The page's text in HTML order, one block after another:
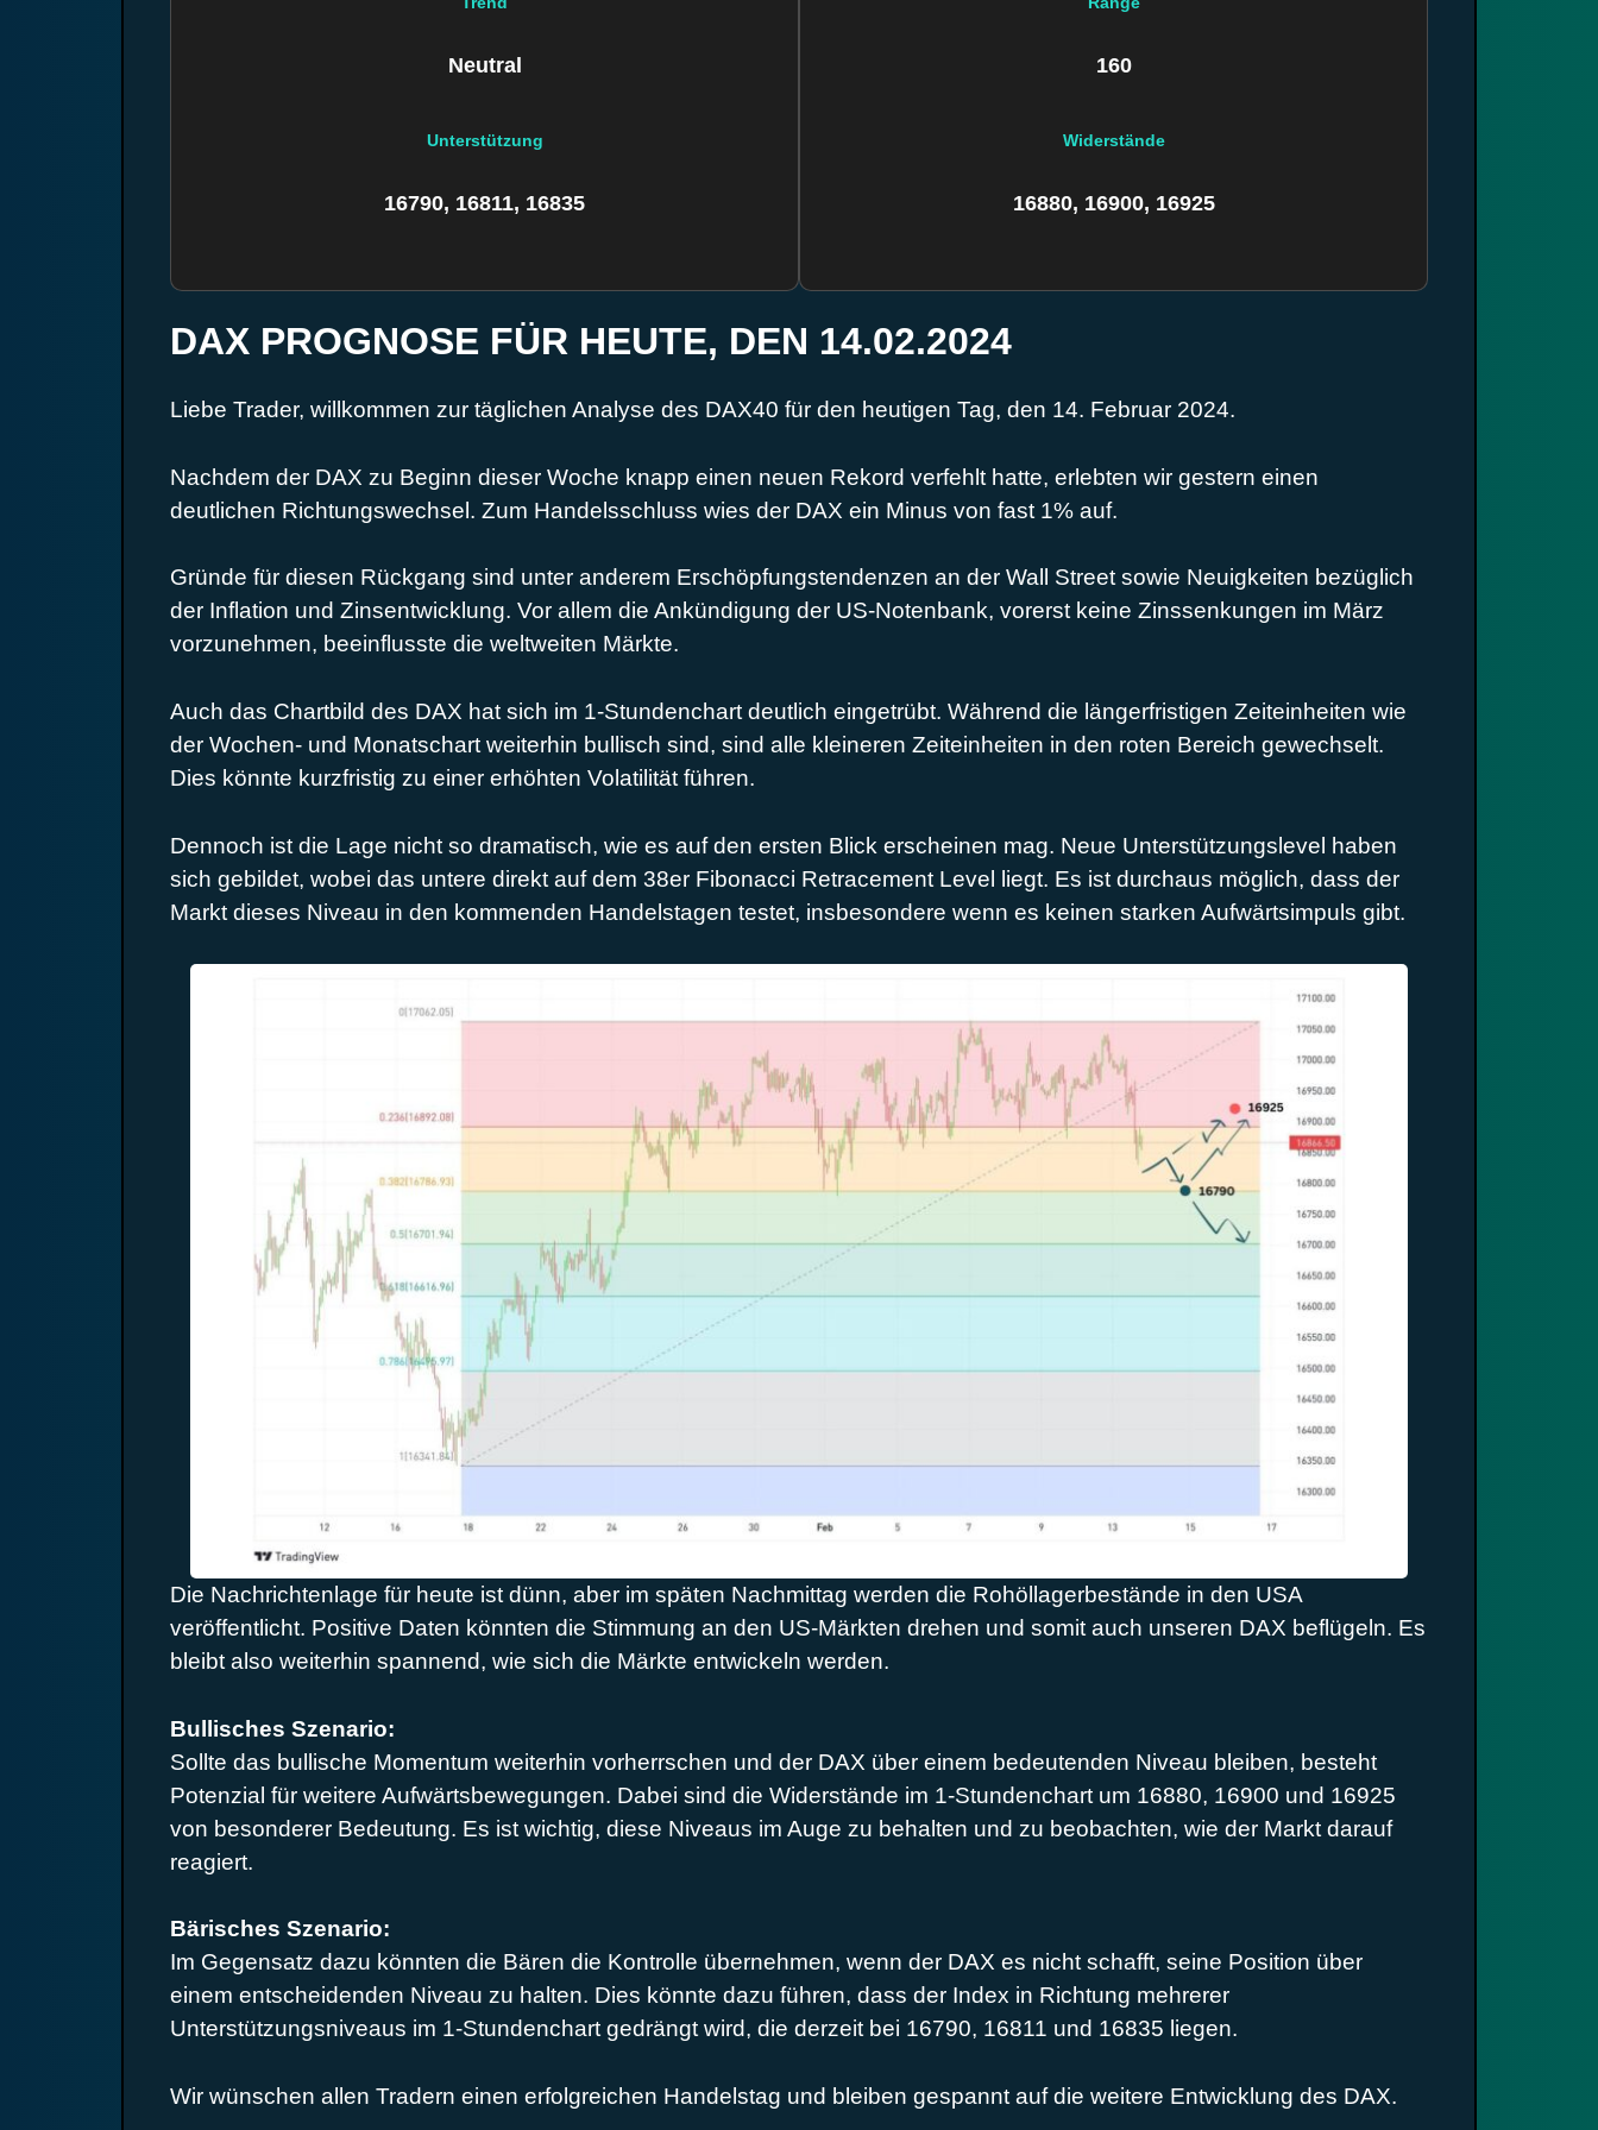
Neutral
Unterstützung
16790, 16811, 16835
160
Widerstände
16880, 16900, 16925
DAX PROGNOSE FÜR HEUTE, DEN 14.02.2024
Liebe Trader, willkommen zur täglichen Analyse des DAX40 für den heutigen Tag, den 14. Februar 2024.
Nachdem der DAX zu Beginn dieser Woche knapp einen neuen Rekord verfehlt hatte, erlebten wir gestern einen
deutlichen Richtungswechsel. Zum Handelsschluss wies der DAX ein Minus von fast 1% auf.
Gründe für diesen Rückgang sind unter anderem Erschöpfungstendenzen an der Wall Street sowie Neuigkeiten bezüglich
der Inflation und Zinsentwicklung. Vor allem die Ankündigung der US-Notenbank, vorerst keine Zinssenkungen im März
vorzunehmen, beeinflusste die weltweiten Märkte.
Auch das Chartbild des DAX hat sich im 1-Stundenchart deutlich eingetrübt. Während die längerfristigen Zeiteinheiten wie
der Wochen- und Monatschart weiterhin bullisch sind, sind alle kleineren Zeiteinheiten in den roten Bereich gewechselt.
Dies könnte kurzfristig zu einer erhöhten Volatilität führen.
Dennoch ist die Lage nicht so dramatisch, wie es auf den ersten Blick erscheinen mag. Neue Unterstützungslevel haben
sich gebildet, wobei das untere direkt auf dem 38er Fibonacci Retracement Level liegt. Es ist durchaus möglich, dass der
Markt dieses Niveau in den kommenden Handelstagen testet, insbesondere wenn es keinen starken Aufwärtsimpuls gibt.
Die Nachrichtenlage für heute ist dünn, aber im späten Nachmittag werden die Rohöllagerbestände in den USA
veröffentlicht. Positive Daten könnten die Stimmung an den US-Märkten drehen und somit auch unseren DAX beflügeln. Es
bleibt also weiterhin spannend, wie sich die Märkte entwickeln werden.
Bullisches Szenario:
Sollte das bullische Momentum weiterhin vorherrschen und der DAX über einem bedeutenden Niveau bleiben, besteht
Potenzial für weitere Aufwärtsbewegungen. Dabei sind die Widerstände im 1-Stundenchart um 16880, 16900 und 16925
von besonderer Bedeutung. Es ist wichtig, diese Niveaus im Auge zu behalten und zu beobachten, wie der Markt darauf
reagiert.
Bärisches Szenario:
Im Gegensatz dazu könnten die Bären die Kontrolle übernehmen, wenn der DAX es nicht schafft, seine Position über
einem entscheidenden Niveau zu halten. Dies könnte dazu führen, dass der Index in Richtung mehrerer
Unterstützungsniveaus im 1-Stundenchart gedrängt wird, die derzeit bei 16790, 16811 und 16835 liegen.
Wir wünschen allen Tradern einen erfolgreichen Handelstag und bleiben gespannt auf die weitere Entwicklung des DAX.